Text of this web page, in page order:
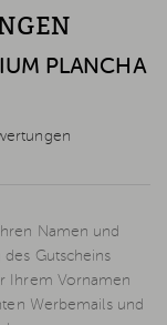
PLANCHA
Namen und
des Gutscheins
Ihrem Vornamen
Werbemails und